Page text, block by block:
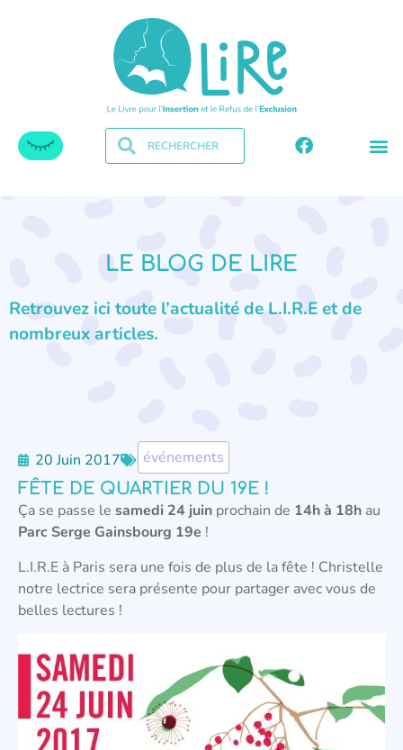
LE BLOG DE LIRE
Retrouvez ici toute l’actualité de L.I.R.E et de
nombreux articles.
20 Juin 2017 événements
FÊTE DE QUARTIER DU 19E !
Ça se passe le samedi 24 juin prochain de 14h à 18h au
Parc Serge Gainsbourg 19e !
L.I.R.E à Paris sera une fois de plus de la fête ! Christelle
notre lectrice sera présente pour partager avec vous de
belles lectures !